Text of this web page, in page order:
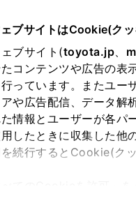
ブサイトはCookie(クッ
ブサイト(toyota.jp、
コンテンツや広告の表
っています。またユー
や広告配信、データ解
情報とユーザーが各パ
用したときに収集した他
続行するとCookie(ク
トピックス